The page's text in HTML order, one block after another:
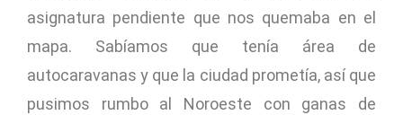
asignatura pendiente que nos quemaba en el
mapa. Sabíamos que tenía área de
autocaravanas y que la ciudad prometía, así que
pusimos rumbo al Noroeste con ganas de